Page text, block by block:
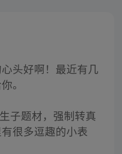
头好啊！最近有几
。
子题材，强制转真
很多逗趣的小表